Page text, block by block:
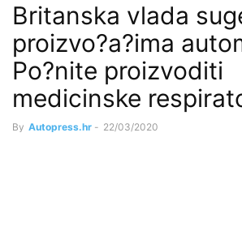
Britanska vlada
proizvo?a?ima
Po?nite proizvoditi
medicinske
By Autopress.hr - 22/03/2020